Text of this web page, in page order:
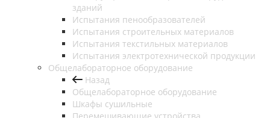
зданий
Испытания пенообразователей
Испытания строительных материалов
Испытания текстильных материалов
Испытания электротехнической продукции
Общелабораторное оборудование
Назад
Общелабораторное оборудование
Шкафы сушильные